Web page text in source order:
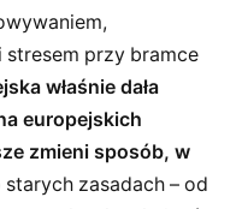
przy bramce
właśnie dała
europejskich
zmieni sposób, w
starych zasadach – od